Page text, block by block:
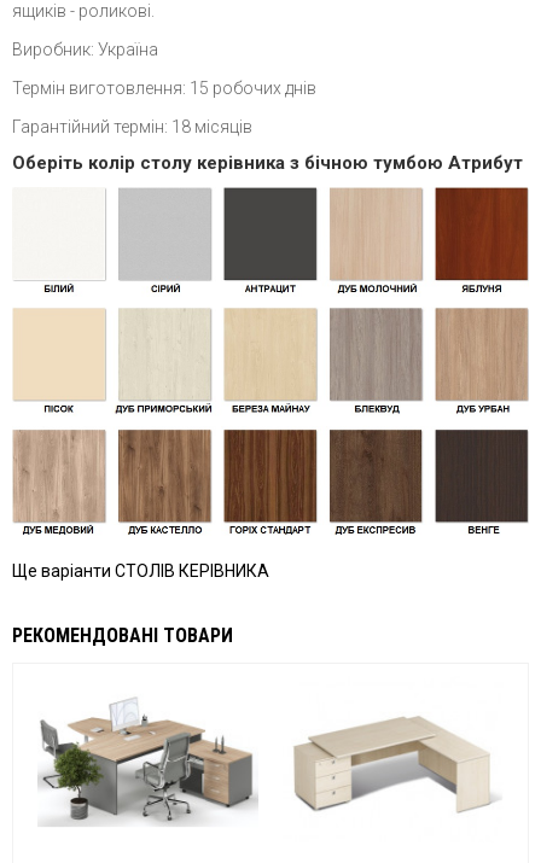
ящиків - роликові.
Виробник: Україна
Термін виготовлення: 15 робочих днів
Гарантійний термін: 18 місяців
Оберіть колір столу керівника з бічною тумбою Атрибут
Ще варіанти СТОЛІВ КЕРІВНИКА
РЕКОМЕНДОВАНІ ТОВАРИ